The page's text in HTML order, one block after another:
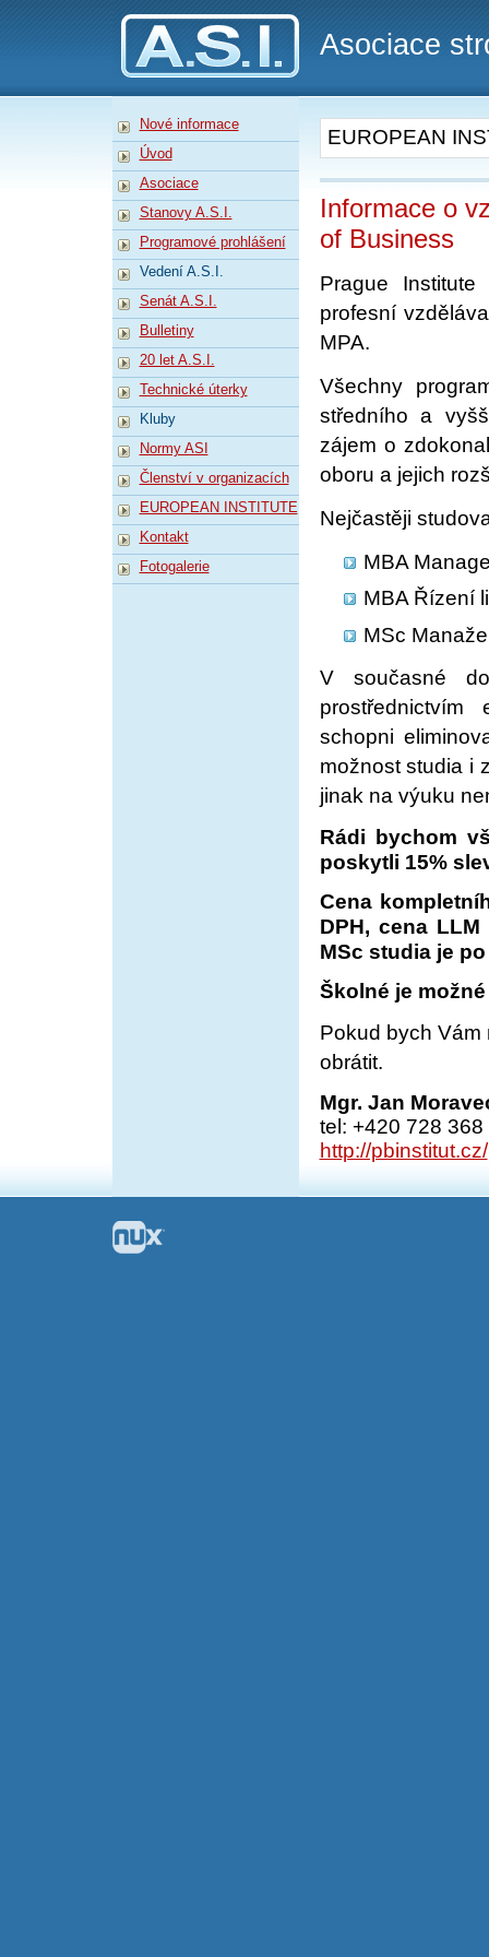
A.S.I.
Asociace
EUROPEAN
Informace o
of Business
Prague
profesní
MPA.
Všechny
středního a
zájem o
oboru a jejich
Nejčastěji
MBA
MBA Řízení
MSc
V současné
schopni
možnost studia i
jinak na výuku
Rádi bychom
poskytli 15%
Cena
DPH, cena
MSc studia je
Školné je
Pokud bych Vám
obrátit.
Mgr. Jan
tel: +420 728 368
http://pbinstitut.cz/
Nové informace
Úvod
Asociace
Stanovy A.S.I.
Programové prohlášení
Vedení A.S.I.
Senát A.S.I.
Bulletiny
20 let A.S.I.
Technické úterky
Kluby
Normy ASI
Členství v organizacích
EUROPEAN INSTITUTE
Kontakt
Fotogalerie